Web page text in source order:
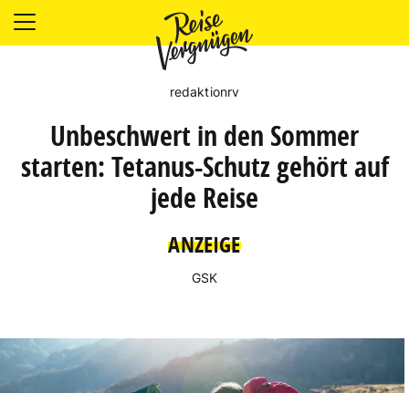
LÄNDER
PLANUNG
OUTDOOR
redaktionrv
Unbeschwert in den Sommer
starten: Tetanus-Schutz gehört auf
jede Reise
ANZEIGE
GSK